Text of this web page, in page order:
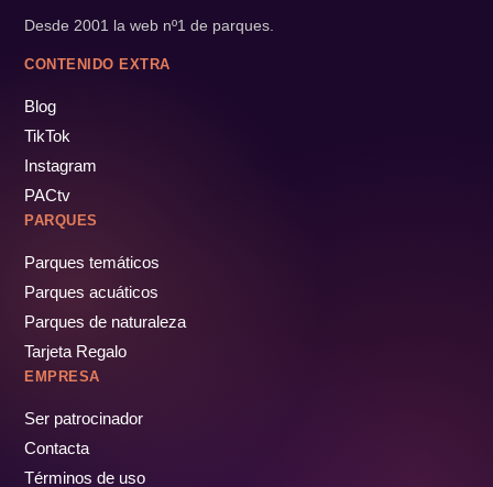
Desde 2001 la web nº1 de parques.
CONTENIDO EXTRA
Blog
TikTok
Instagram
PACtv
PARQUES
Parques temáticos
Parques acuáticos
Parques de naturaleza
Tarjeta Regalo
EMPRESA
Ser patrocinador
Contacta
Términos de uso